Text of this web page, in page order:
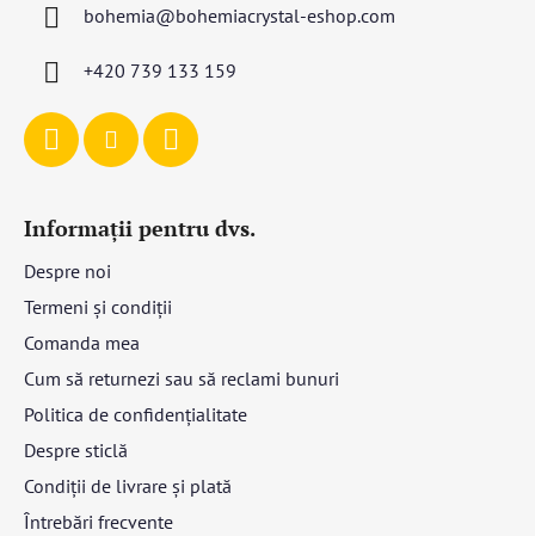
bohemia@bohemiacrystal-eshop.com
+420 739 133 159
Informații pentru dvs.
Despre noi
Termeni și condiții
Comanda mea
Cum să returnezi sau să reclami bunuri
Politica de confidențialitate
Despre sticlă
Condiții de livrare și plată
Întrebări frecvente